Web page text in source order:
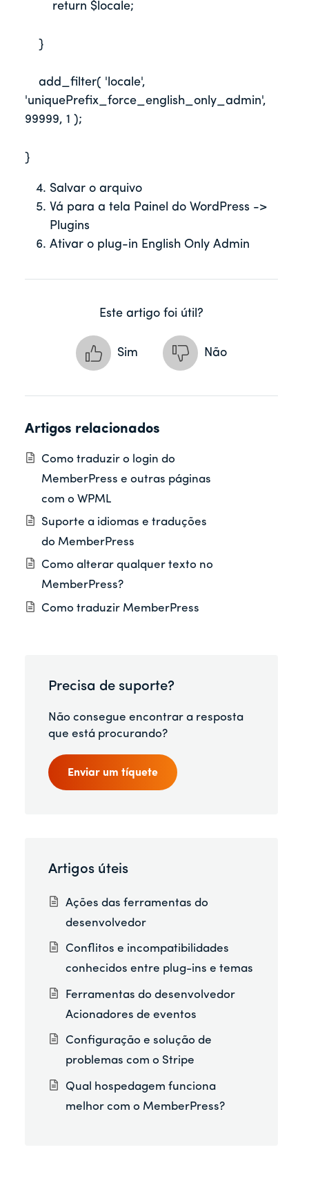
        return $locale;
    }
'uniquePrefix_force_english_only_admin',
99999, 1 );
Salvar o arquivo
Vá para a tela Painel do WordPress ->
Plugins
Ativar o plug-in English Only Admin
Este artigo foi útil?
Sim Não
Artigos relacionados
Como traduzir o login do
MemberPress e outras páginas
com o WPML
Suporte a idiomas e traduções
do MemberPress
Como alterar qualquer texto no
MemberPress?
Como traduzir MemberPress
Precisa de suporte?
Não consegue encontrar a resposta
que está procurando?
Enviar um tíquete
Artigos úteis
Ações das ferramentas do
desenvolvedor
Conflitos e incompatibilidades
conhecidos entre plug-ins e temas
Ferramentas do desenvolvedor
Acionadores de eventos
Configuração e solução de
problemas com o Stripe
Qual hospedagem funciona
melhor com o MemberPress?